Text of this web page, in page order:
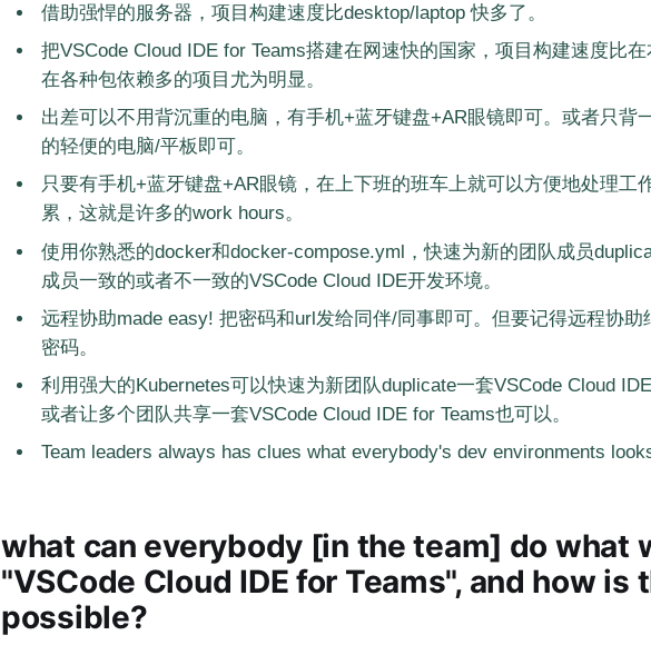
借助强悍的服务器，项目构建速度比desktop/laptop 快多了。
把VSCode Cloud IDE for Teams搭建在网速快的国家，项目构建速度比
在各种包依赖多的项目尤为明显。
出差可以不用背沉重的电脑，有手机+蓝牙键盘+AR眼镜即可。或者只背
的轻便的电脑/平板即可。
只要有手机+蓝牙键盘+AR眼镜，在上下班的班车上就可以方便地处理工
累，这就是许多的work hours。
使用你熟悉的docker和docker-compose.yml，快速为新的团队成员
成员一致的或者不一致的VSCode Cloud IDE开发环境。
远程协助made easy! 把密码和url发给同伴/同事即可。但要记得远程协助
密码。
利用强大的Kubernetes可以快速为新团队duplicate一套VSCode Cloud
或者让多个团队共享一套VSCode Cloud IDE for Teams也可以。
Team leaders always has clues what everybody's dev environments
what can everybody [in the team] do what
"VSCode Cloud IDE for Teams", and how is
possible?